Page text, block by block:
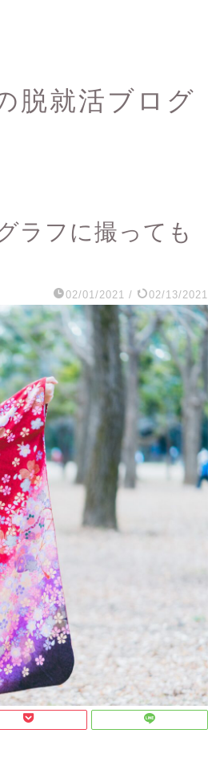
脱就活ブログ
ラフに撮っても
02/01/2021 / 02/13/2021